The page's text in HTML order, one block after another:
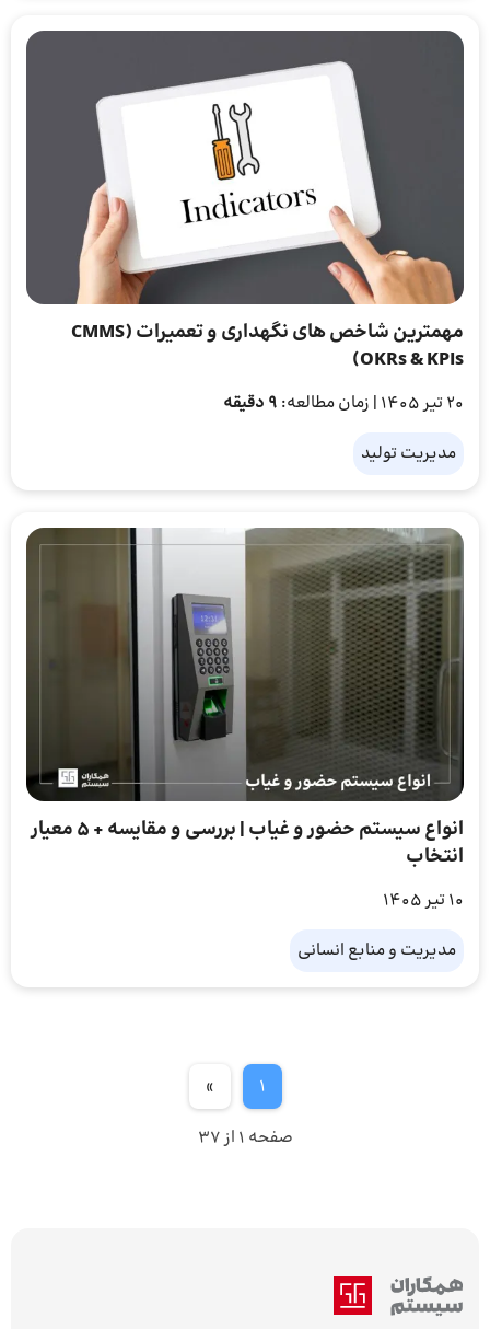
مهمترین شاخص ‌های نگهداری و تعمیرات (CMMS
OKRs & KPIs)
20 تیر 1405 | زمان مطالعه: 9 دقیقه
مدیریت تولید
انواع سیستم حضور و غیاب | بررسی و مقایسه + ۵ معیار
انتخاب
10 تیر 1405
مدیریت و منابع انسانی
1
»
صفحه 1 از 37